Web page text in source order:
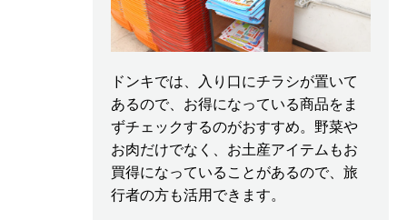
ドンキでは、入り口にチラシが置いて
あるので、お得になっている商品をま
ずチェックするのがおすすめ。野菜や
お肉だけでなく、お土産アイテムもお
買得になっていることがあるので、旅
行者の方も活用できます。